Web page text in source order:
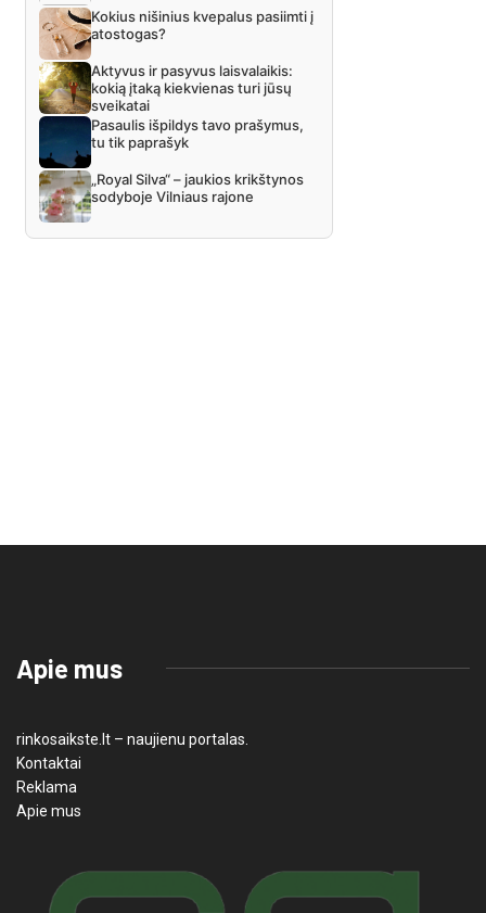
Apie mus
rinkosaikste.lt – naujienu portalas.
Kontaktai
Reklama
Apie mus